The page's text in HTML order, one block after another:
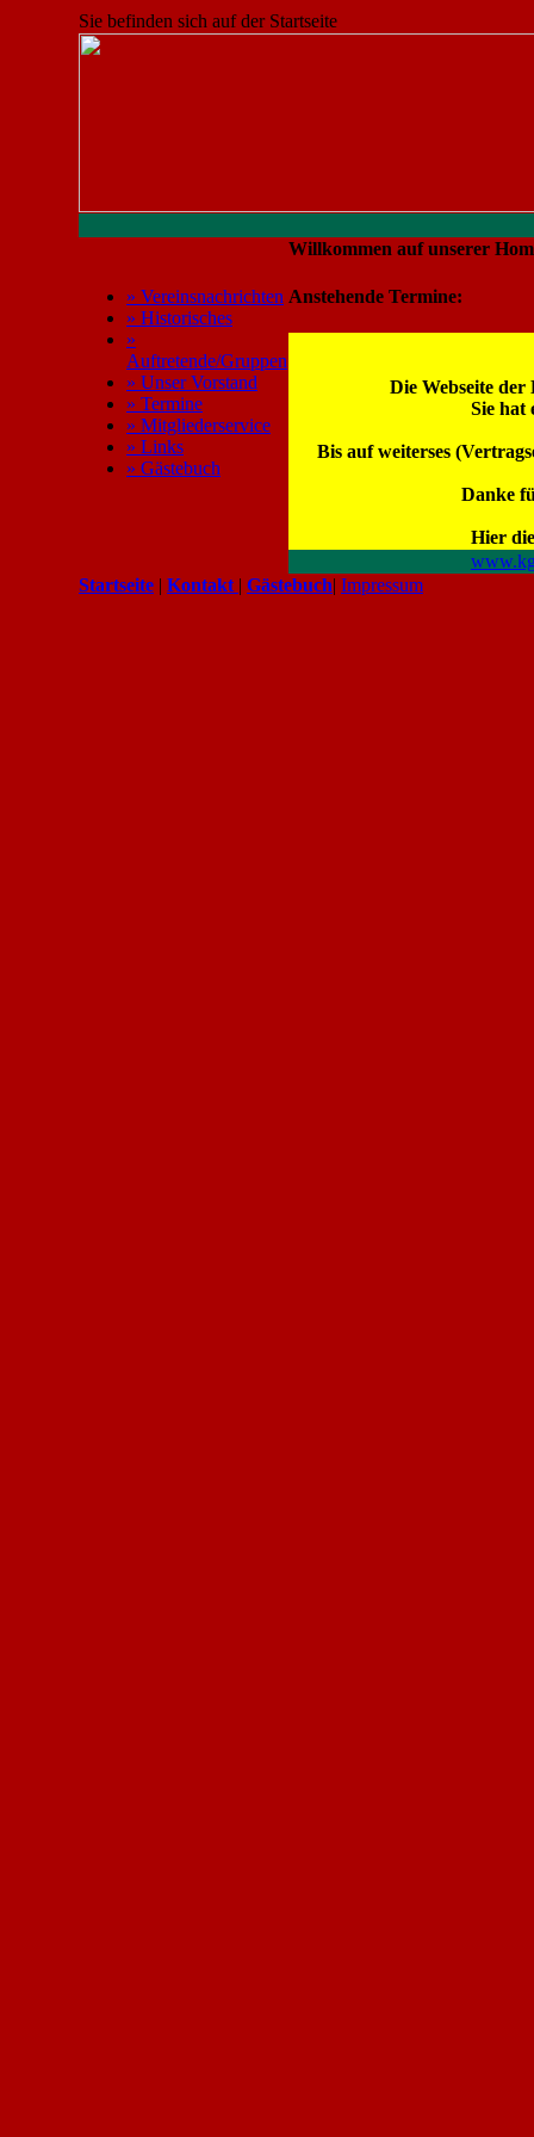
Sie befinden sich auf der Startseite
Willkommen auf unserer
» Vereinsnachrichten
» Historisches
»
Auftretende/Gruppen
» Unser Vorstand
» Termine
» Mitgliederservice
» Links
» Gästebuch
Anstehende Termine:
Die Webseite
Sie hat
Bis auf weiterses
Danke
Hier
Startseite | Kontakt | Gästebuch| Impressum